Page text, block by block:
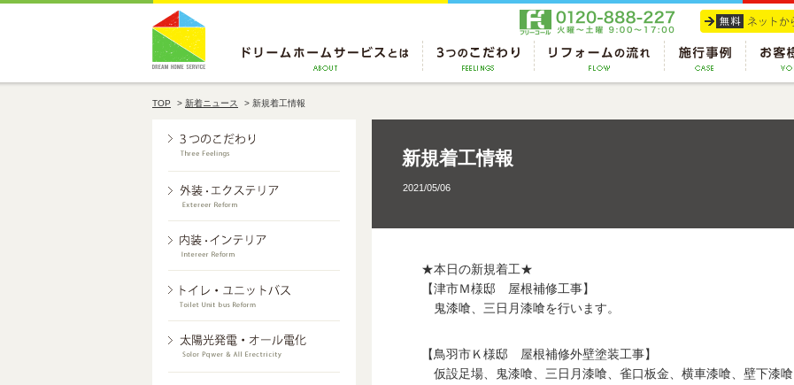
TOP > 新着ニュース > 新規着工情報
新規着工情報
2021/05/06
★本日の新規着工★
【津市Ｍ様邸 屋根補修工事】
鬼漆喰、三日月漆喰を行います。
【鳥羽市Ｋ様邸 屋根補修外壁塗装工事】
仮設足場、鬼漆喰、三日月漆喰、雀口板金、横車漆喰、壁下漆喰